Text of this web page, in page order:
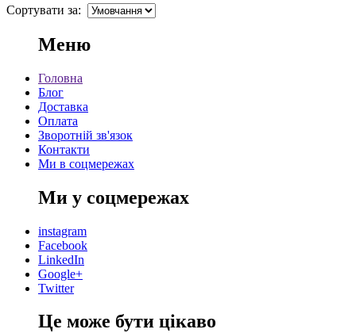
Сортувати за:
Меню
Головна
Блог
Доставка
Оплата
Зворотній зв'язок
Контакти
Ми в соцмережах
Ми у соцмережах
instagram
Facebook
LinkedIn
Google+
Twitter
Це може бути цікаво